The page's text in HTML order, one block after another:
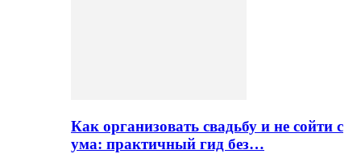
Как организовать свадьбу и не сойти с
ума: практичный гид без…